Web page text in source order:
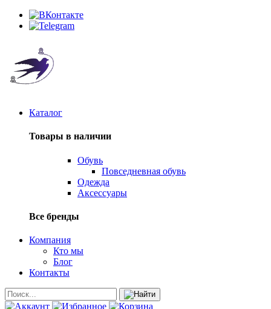
Каталог
Товары в наличии
Обувь
Повседневная обувь
Одежда
Аксессуары
Все бренды
Компания
Кто мы
Блог
Контакты